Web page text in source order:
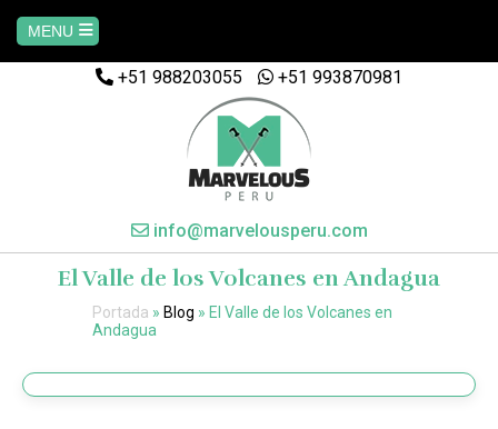
MENU
Home
MACHUPICCHU
+51 988203055 +51 993870981
info@marvelousperu.com
El Valle de los Volcanes en Andagua
Portada » Blog » El Valle de los Volcanes en
Andagua